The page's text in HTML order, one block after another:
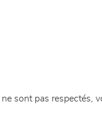
sont pas respectés,